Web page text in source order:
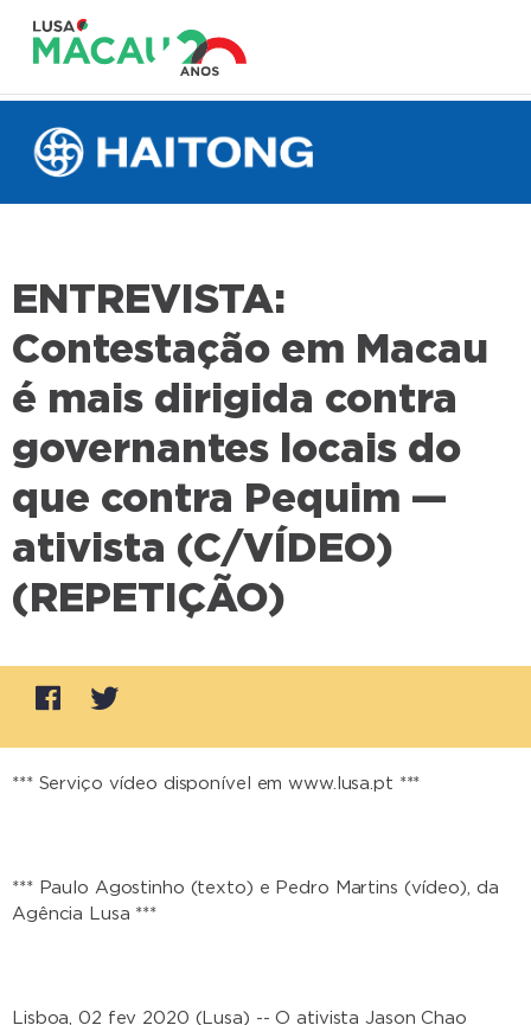
ENTREVISTA:
Contestação em Macau
é mais dirigida contra
governantes locais do
que contra Pequim —
ativista (C/VÍDEO)
(REPETIÇÃO)
*** Serviço vídeo disponível em www.lusa.pt ***
*** Paulo Agostinho (texto) e Pedro Martins (vídeo), da
Agência Lusa ***
Lisboa, 02 fev 2020 (Lusa) -- O ativista Jason Chao